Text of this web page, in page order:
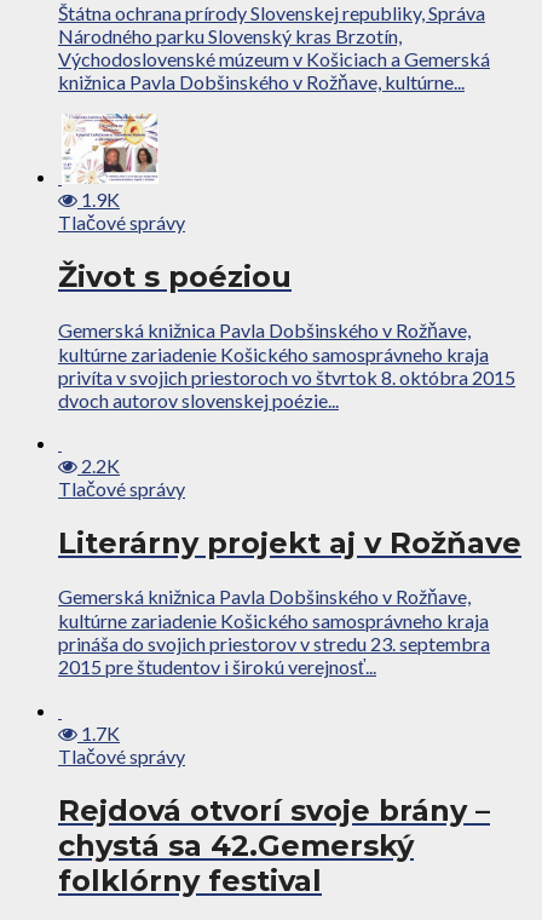
Štátna ochrana prírody Slovenskej republiky, Správa
Národného parku Slovenský kras Brzotín,
Východoslovenské múzeum v Košiciach a Gemerská
knižnica Pavla Dobšinského v Rožňave, kultúrne...
1.9K
Tlačové správy
Život s poéziou
Gemerská knižnica Pavla Dobšinského v Rožňave,
kultúrne zariadenie Košického samosprávneho kraja
privíta v svojich priestoroch vo štvrtok 8. októbra 2015
dvoch autorov slovenskej poézie...
2.2K
Tlačové správy
Literárny projekt aj v Rožňave
Gemerská knižnica Pavla Dobšinského v Rožňave,
kultúrne zariadenie Košického samosprávneho kraja
prináša do svojich priestorov v stredu 23. septembra
2015 pre študentov i širokú verejnosť...
1.7K
Tlačové správy
Rejdová otvorí svoje brány –
chystá sa 42.Gemerský
folklórny festival